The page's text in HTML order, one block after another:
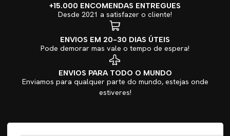
+15.000 ENCOMENDAS ENTREGUES
Desde 2021 a satisfazer o cliente!
ENVIOS EM 20-30 DIAS ÚTEIS
Pode demorar mas vale o tempo de espera!
ENVIOS PARA TODO O MUNDO
Enviamos para qualquer parte do mundo, estejas onde
estiveres!